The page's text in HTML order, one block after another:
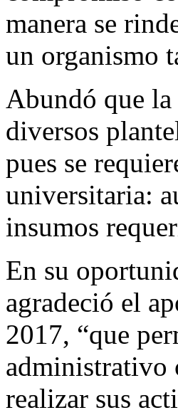
manera se
un organismo
Abundó que
diversos
pues se
universitaria:
insumos
En su
agradeció el
2017, “que
administrativo
realizar sus